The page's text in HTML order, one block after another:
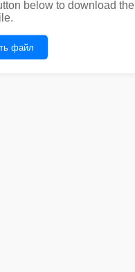
below to download the
файл